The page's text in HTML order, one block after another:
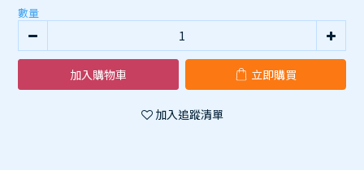
數量
加入購物車 立即購買
加入追蹤清單